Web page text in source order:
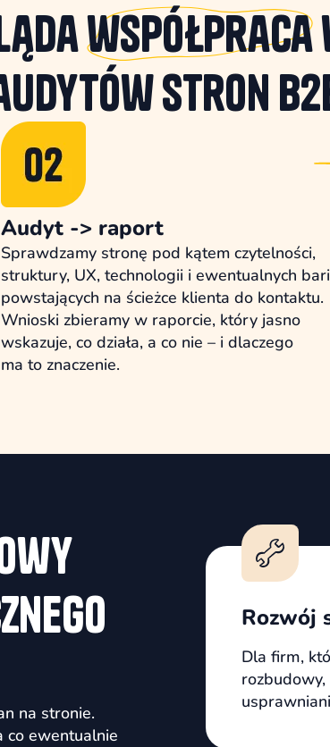
współpraca
stron
Audyt -> raport
Sprawdzamy stronę pod kątem czytelności,
struktury, UX, technologii i ewentualnych
powstających na ścieżce klienta do kontaktu.
Wnioski zbieramy w raporcie, który jasno
wskazuje, co działa, a co nie – i dlaczego
ma to znaczenie.
na stronie.
co ewentualnie
Rozwój
Dla firm,